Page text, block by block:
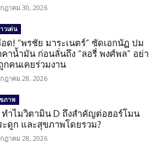
ฎาคม 30, 2026
วเด่น
อด! “พรชัย มาระเนตร์” ซัดเอกนัฏ ปม
คาน้ำมัน ก่อนลั่นถึง “ลอรี่ พงศ์พล” อย่า
กคนเคยร่วมงาน
ฎาคม 28, 2026
ภาพ
ำไมวิตามิน D ถึงสำคัญต่อฮอร์โมน
ะดูก และสุขภาพโดยรวม?
ฎาคม 28, 2026